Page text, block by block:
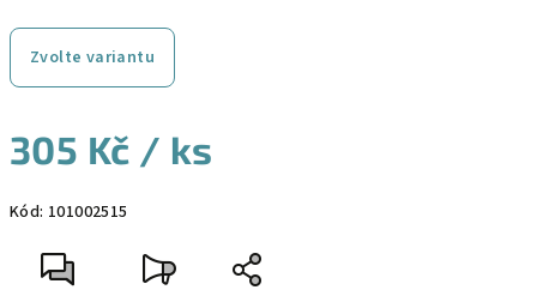
Zvolte variantu
305 Kč / ks
cena:
Kód: 101002515